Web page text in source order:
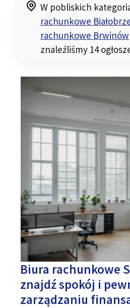
W pobliskich
rachunkowe
rachunkowe Brwinów
znaleźliśmy 14
Biura rachunkowe
znajdź spokój i
zarządzaniu